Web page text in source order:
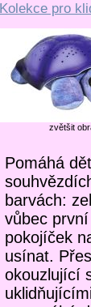
Kolekce pro
zvětšit
Pomáhá
barvách:
vůbec
pokojíček
usínat.
okouzlující